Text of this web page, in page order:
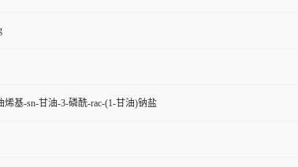
烯基-sn-甘油-3-磷酰-rac-(1-甘油)钠盐